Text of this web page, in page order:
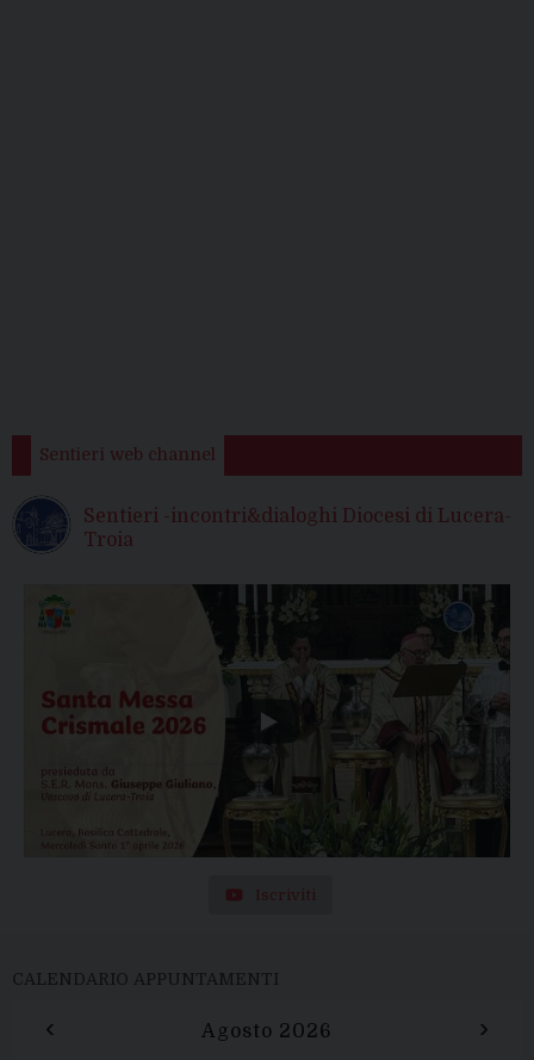
Sentieri web channel
Sentieri -incontri&dialoghi Diocesi di Lucera-
Troia
Iscriviti
CALENDARIO APPUNTAMENTI
‹ Agosto 2026 ›